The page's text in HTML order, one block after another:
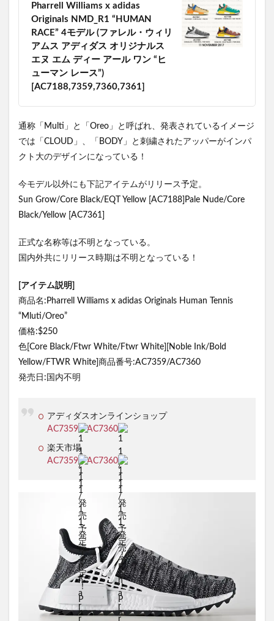
Pharrell Williams x adidas
Originals NMD_R1 “HUMAN
RACE” 4モデル (ファレル・ウィリ
アムス アディダス オリジナルス
エヌ エム ディー アール ワン “ヒ
ューマン レース”)
[AC7188,7359,7360,7361]
通称「Multi」と「Oreo」と呼ばれ、発表されているイメージ
では「CLOUD」、「BODY」と刺繍されたアッパーがインパ
クト大のデザインになっている！
今モデル以外にも下記アイテムがリリース予定。
Sun Grow/Core Black/EQT Yellow [AC7188]Pale Nude/Core
Black/Yellow [AC7361]
正式な名称等は不明となっている。
国内外共にリリース時期は不明となっている！
[アイテム説明]
商品名:Pharrell Williams x adidas Originals Human Tennis
“Mluti/Oreo”
価格:$250
色[Core Black/Ftwr White/Ftwr White][Noble Ink/Bold
Yellow/FTWR White]商品番号:AC7359/AC7360
発売日:国内不明
アディダスオンラインショップ
AC7359/AC7360
楽天市場
AC7359/AC7360